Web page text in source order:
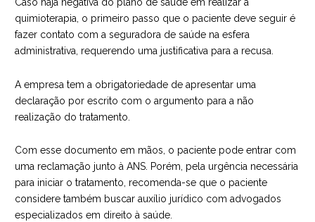
quimioterapia, o primeiro passo que o paciente deve seguir é
fazer contato com a seguradora de saúde na esfera
administrativa, requerendo uma justificativa para a recusa.
A empresa tem a obrigatoriedade de apresentar uma
declaração por escrito com o argumento para a não
realização do tratamento.
Com esse documento em mãos, o paciente pode entrar com
uma reclamação junto à ANS. Porém, pela urgência necessária
para iniciar o tratamento, recomenda-se que o paciente
considere também buscar auxílio jurídico com advogados
especializados em direito à saúde